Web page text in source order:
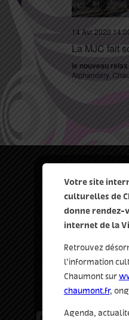
14 Avr 2020
La MJC fait
le nouveau relax
Alphandéry,
Votre site
culturelles de
donne rendez-
internet de la
Retrouvez
l’information
Chaumont sur
chaumont.fr,
Agenda,